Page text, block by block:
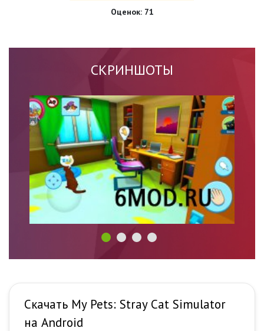
Оценок: 71
СКРИНШОТЫ
Скачать My Pets: Stray Cat Simulator
на Android